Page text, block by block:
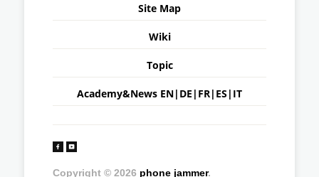
Site Map
Wiki
Topic
Academy&News EN| DE | FR| ES | IT
Copyright © 2026 phone jammer.